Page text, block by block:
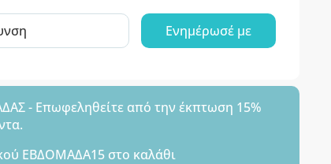
Ενημέρωσέ με
- Επωφεληθείτε από την έκπτωση 15%
ΕΒΔΟΜΑΔΑ15 στο καλάθι